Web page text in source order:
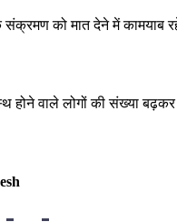
को मात देने में
होने वाले लोगों की संख्या